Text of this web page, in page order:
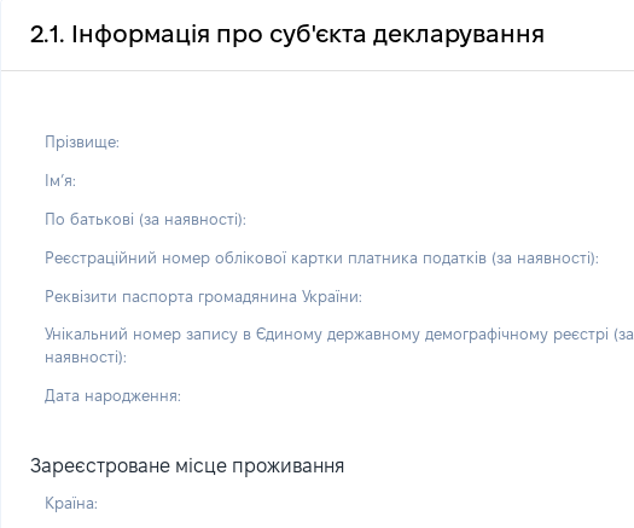
2.1. Інформація про суб'єкта декларування
Прізвище:
Імʼя:
По батькові (за наявності):
Реєстраційний номер облікової картки платника податків (за наявності):
Реквізити паспорта громадянина України:
Унікальний номер запису в Єдиному державному демографічному реєстрі (за
наявності):
Дата народження:
Зареєстроване місце проживання
Країна: